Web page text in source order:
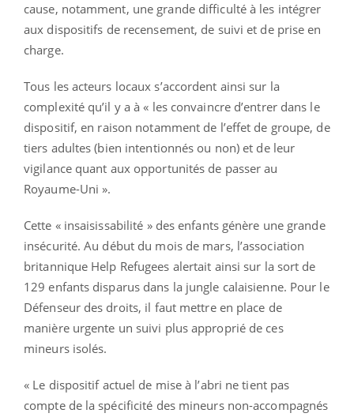
cause, notamment, une grande difficulté à les intégrer
aux dispositifs de recensement, de suivi et de prise en
charge.
Tous les acteurs locaux s’accordent ainsi sur la
complexité qu’il y a à « les convaincre d’entrer dans le
dispositif, en raison notamment de l’effet de groupe, de
tiers adultes (bien intentionnés ou non) et de leur
vigilance quant aux opportunités de passer au
Royaume-Uni ».
Cette « insaisissabilité » des enfants génère une grande
insécurité. Au début du mois de mars, l’association
britannique Help Refugees alertait ainsi sur la sort de
129 enfants disparus dans la jungle calaisienne. Pour le
Défenseur des droits, il faut mettre en place de
manière urgente un suivi plus approprié de ces
mineurs isolés.
« Le dispositif actuel de mise à l’abri ne tient pas
compte de la spécificité des mineurs non-accompagnés